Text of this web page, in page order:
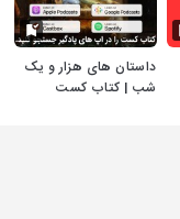
داستان های هزار و یک
شب | کتاب کست